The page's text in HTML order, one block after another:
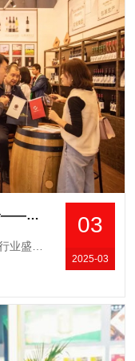
03
2025-03
2025年第112届成都春季全国糖酒会——行业盛典，商机无限
2025年第112届成都春季全国糖酒会——行业盛典，商机无限由中国糖业酒类集团公司与成都市政府联合主办的第112届成都春季全国糖酒会，将于2025年3月25日至27日在成都中国西部国际博览城与世纪城国